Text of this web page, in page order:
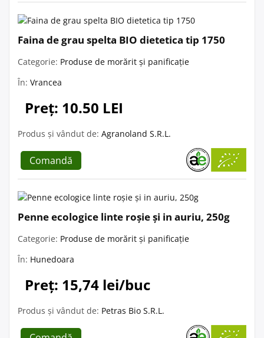
Faina de grau spelta BIO dietetica tip 1750
Categorie: Produse de morărit și panificație
În: Vrancea
Preț: 10.50 LEI
Produs și vândut de: Agranoland S.R.L.
Comandă
Penne ecologice linte roșie și in auriu, 250g
Categorie: Produse de morărit și panificație
În: Hunedoara
Preț: 15,74 lei/buc
Produs și vândut de: Petras Bio S.R.L.